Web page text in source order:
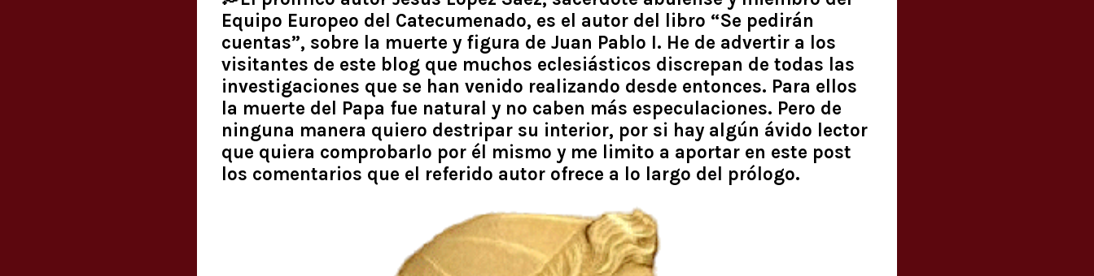
Equipo Europeo del Catecumenado, es el autor del libro “Se pedirán
cuentas”, sobre la muerte y figura de Juan Pablo I. He de advertir a los
visitantes de este blog que muchos eclesiásticos discrepan de todas las
investigaciones que se han venido realizando desde entonces. Para ellos
la muerte del Papa fue natural y no caben más especulaciones. Pero de
ninguna manera quiero destripar su interior, por si hay algún ávido lector
que quiera comprobarlo por él mismo y me limito a aportar en este post
los comentarios que el referido autor ofrece a lo largo del prólogo.